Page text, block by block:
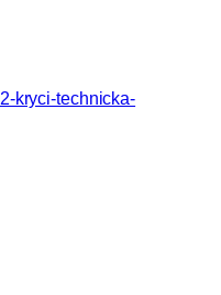
kryci-technicka-